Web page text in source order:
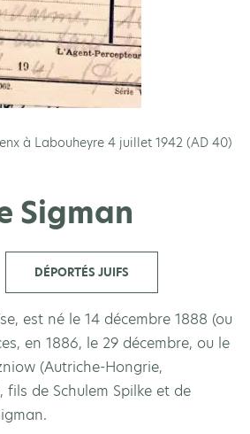
à Labouheyre 4 juillet 1942 (AD 40)
Sigman
DÉPORTÉS JUIFS
est né le 14 décembre 1888 (ou
en 1886, le 29 décembre, ou le
(Autriche-Hongrie,
fils de Schulem Spilke et de